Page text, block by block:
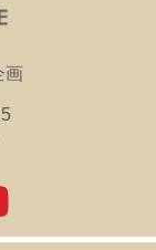
画